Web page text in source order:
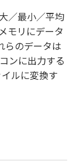
／最小／平均
モリにデータ
らのデータは
ンに出力する
ルに変換す